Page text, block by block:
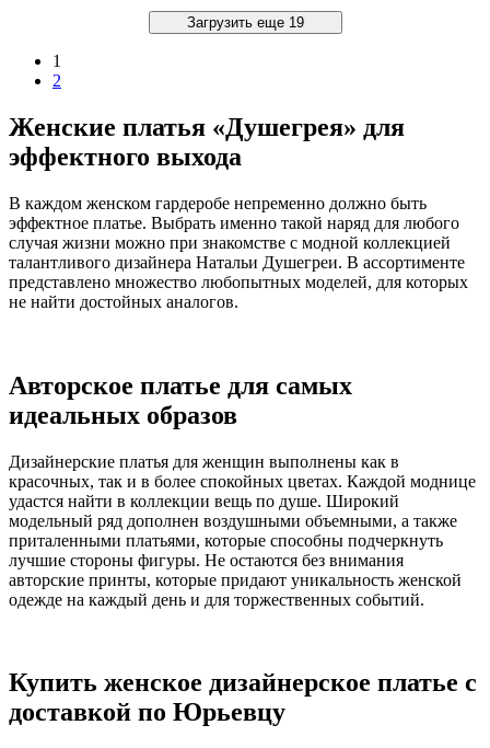
Загрузить еще 19
1
2
Женские платья «Душегрея» для
эффектного выхода
В каждом женском гардеробе непременно должно быть
эффектное платье. Выбрать именно такой наряд для любого
случая жизни можно при знакомстве с модной коллекцией
талантливого дизайнера Натальи Душегреи. В ассортименте
представлено множество любопытных моделей, для которых
не найти достойных аналогов.
Авторское платье для самых
идеальных образов
Дизайнерские платья для женщин выполнены как в
красочных, так и в более спокойных цветах. Каждой моднице
удастся найти в коллекции вещь по душе. Широкий
модельный ряд дополнен воздушными объемными, а также
приталенными платьями, которые способны подчеркнуть
лучшие стороны фигуры. Не остаются без внимания
авторские принты, которые придают уникальность женской
одежде на каждый день и для торжественных событий.
Купить женское дизайнерское платье с
доставкой по Юрьевцу